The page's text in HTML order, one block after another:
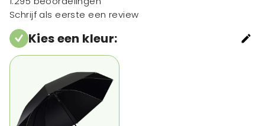
Schrijf als eerste een review
Kies een kleur: